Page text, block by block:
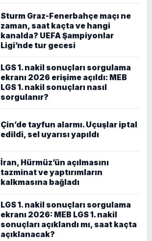
Sturm Graz-Fenerbahçe maçı ne
zaman, saat kaçta ve hangi
kanalda? UEFA Şampiyonlar
Ligi’nde tur gecesi
LGS 1. nakil sonuçları sorgulama
ekranı 2026 erişime açıldı: MEB
LGS 1. nakil sonuçları nasıl
sorgulanır?
Çin’de tayfun alarmı. Uçuşlar iptal
edildi, sel uyarısı yapıldı
İran, Hürmüz’ün açılmasını
tazminat ve yaptırımların
kalkmasına bağladı
LGS 1. nakil sonuçları sorgulama
ekranı 2026: MEB LGS 1. nakil
sonuçları açıklandı mı, saat kaçta
açıklanacak?